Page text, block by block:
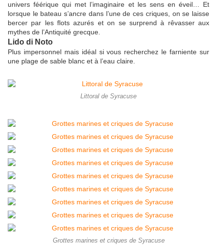
univers féérique qui met l’imaginaire et les sens en éveil… Et
lorsque le bateau s’ancre dans l’une de ces criques, on se laisse
bercer par les flots azurés et on se surprend à rêvasser aux
mythes de l’Antiquité grecque.
Lido di Noto
Plus impersonnel mais idéal si vous recherchez le farniente sur
une plage de sable blanc et à l’eau claire.
Littoral de Syracuse
Grottes marines et criques de Syracuse